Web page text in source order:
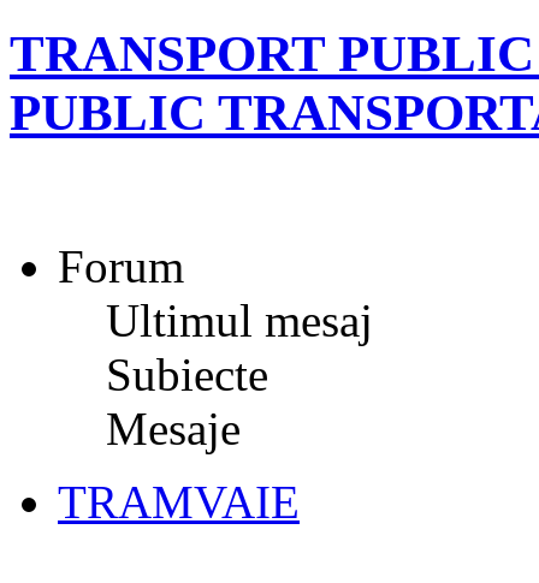
TRANSPORT
PUBLIC
Forum
Ultimul mesaj
Subiecte
Mesaje
TRAMVAIE